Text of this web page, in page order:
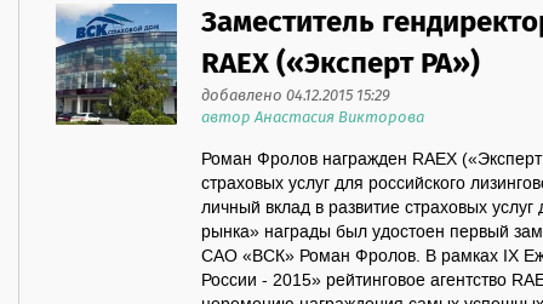
Заместитель
RAEX («Эксперт РА»)
добавлено 04.12.2015 15:29
автор Анастасия Викторова
Роман Фролов награжден RAEX
страховых услуг для российского
личный вклад в развитие страховых услуг
рынка» награды был удостоен первый
САО «ВСК» Роман Фролов. В рамках IX
России - 2015» рейтинговое агентство